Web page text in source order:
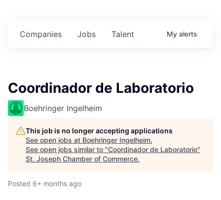
Jobs
Companies Talent My alerts
Coordinador de Laboratorio
Boehringer Ingelheim
This job is no longer accepting applications
See open jobs at Boehringer Ingelheim.
See open jobs similar to "Coordinador de Laboratorio"
St. Joseph Chamber of Commerce.
Posted 6+ months ago